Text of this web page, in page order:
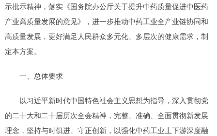
示批示精神，落实《国务院办公厅关于提升中药质量促进中医药
产业高质量发展的意见》，进一步推动中药工业全产业链协同和
高质量发展，更好满足人民群众多元化、多层次的健康需求，制
定本方案。
一、总体要求
以习近平新时代中国特色社会主义思想为指导，深入贯彻党
的二十大和二十届历次全会精神，完整、准确、全面贯彻新发展
理念，坚持与时俱进、守正创新，以强化中药工业上下游深度融